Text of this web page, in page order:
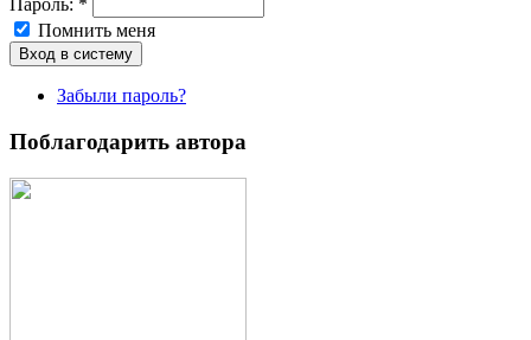
Пароль: *
Помнить меня
Забыли пароль?
Поблагодарить автора